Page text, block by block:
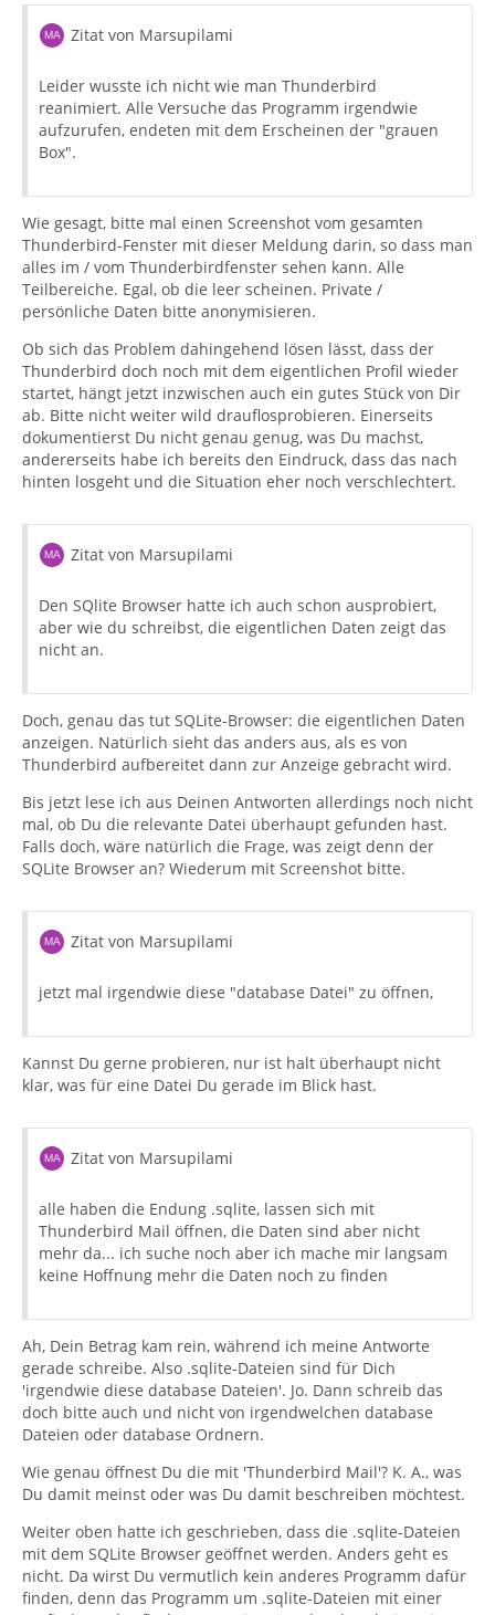
Zitat von Marsupilami
Leider wusste ich nicht wie man Thunderbird
reanimiert. Alle Versuche das Programm irgendwie
aufzurufen, endeten mit dem Erscheinen der "grauen
Box".
Wie gesagt, bitte mal einen Screenshot vom gesamten
Thunderbird-Fenster mit dieser Meldung darin, so dass man
alles im / vom Thunderbirdfenster sehen kann. Alle
Teilbereiche. Egal, ob die leer scheinen. Private /
persönliche Daten bitte anonymisieren.
Ob sich das Problem dahingehend lösen lässt, dass der
Thunderbird doch noch mit dem eigentlichen Profil wieder
startet, hängt jetzt inzwischen auch ein gutes Stück von Dir
ab. Bitte nicht weiter wild drauflosprobieren. Einerseits
dokumentierst Du nicht genau genug, was Du machst,
andererseits habe ich bereits den Eindruck, dass das nach
hinten losgeht und die Situation eher noch verschlechtert.
Zitat von Marsupilami
Den SQlite Browser hatte ich auch schon ausprobiert,
aber wie du schreibst, die eigentlichen Daten zeigt das
nicht an.
Doch, genau das tut SQLite-Browser: die eigentlichen Daten
anzeigen. Natürlich sieht das anders aus, als es von
Thunderbird aufbereitet dann zur Anzeige gebracht wird.
Bis jetzt lese ich aus Deinen Antworten allerdings noch nicht
mal, ob Du die relevante Datei überhaupt gefunden hast.
Falls doch, wäre natürlich die Frage, was zeigt denn der
SQLite Browser an? Wiederum mit Screenshot bitte.
Zitat von Marsupilami
jetzt mal irgendwie diese "database Datei" zu öffnen,
Kannst Du gerne probieren, nur ist halt überhaupt nicht
klar, was für eine Datei Du gerade im Blick hast.
Zitat von Marsupilami
alle haben die Endung .sqlite, lassen sich mit
Thunderbird Mail öffnen, die Daten sind aber nicht
mehr da... ich suche noch aber ich mache mir langsam
keine Hoffnung mehr die Daten noch zu finden
Ah, Dein Betrag kam rein, während ich meine Antworte
gerade schreibe. Also .sqlite-Dateien sind für Dich
'irgendwie diese database Dateien'. Jo. Dann schreib das
doch bitte auch und nicht von irgendwelchen database
Dateien oder database Ordnern.
Wie genau öffnest Du die mit 'Thunderbird Mail'? K. A., was
Du damit meinst oder was Du damit beschreiben möchtest.
Weiter oben hatte ich geschrieben, dass die .sqlite-Dateien
mit dem SQLite Browser geöffnet werden. Anders geht es
nicht. Da wirst Du vermutlich kein anderes Programm dafür
finden, denn das Programm um .sqlite-Dateien mit einer